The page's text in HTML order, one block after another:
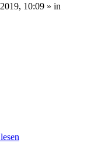
10:09 » in